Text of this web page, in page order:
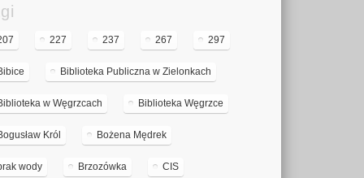
227 237 267 297
Biblioteka Publiczna w Zielonkach
w Węgrzcach Biblioteka Węgrzce
Król Bożena Mędrek
wody Brzozówka CIS